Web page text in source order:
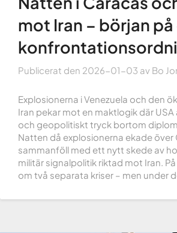
mot Iran – början på
Publicerat den 2026-01-03 av Bo
Explosionerna i Venezuela och den
Iran pekar mot en maktlogik där
och geopolitiskt tryck bortom
Natten då explosionerna ekade över
sammanföll med ett nytt skede av
militär signalpolitik riktad mot Iran.
om två separata kriser – men under